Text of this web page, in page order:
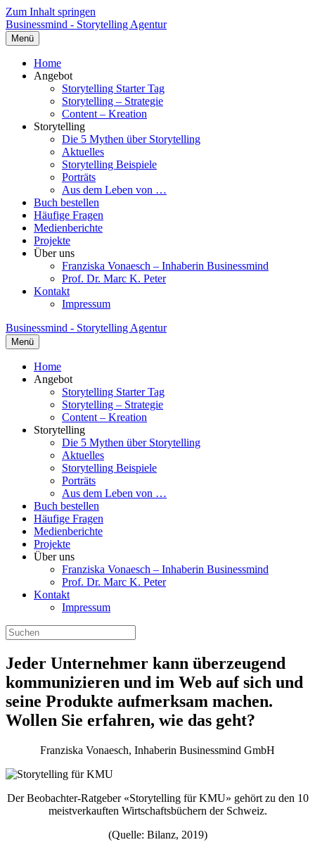
Zum Inhalt springen
Businessmind - Storytelling Agentur
Menü
Home
Angebot
Storytelling Starter Tag
Storytelling – Strategie
Content – Kreation
Storytelling
Die 5 Mythen über Storytelling
Aktuelles
Storytelling Beispiele
Porträts
Aus dem Leben von …
Buch bestellen
Häufige Fragen
Medienberichte
Projekte
Über uns
Franziska Vonaesch – Inhaberin Businessmind
Prof. Dr. Marc K. Peter
Kontakt
Impressum
Businessmind - Storytelling Agentur
Menü
Home
Angebot
Storytelling Starter Tag
Storytelling – Strategie
Content – Kreation
Storytelling
Die 5 Mythen über Storytelling
Aktuelles
Storytelling Beispiele
Porträts
Aus dem Leben von …
Buch bestellen
Häufige Fragen
Medienberichte
Projekte
Über uns
Franziska Vonaesch – Inhaberin Businessmind
Prof. Dr. Marc K. Peter
Kontakt
Impressum
Jeder Unternehmer kann überzeugend
kommunizieren und im Web auf sich und
seine Produkte aufmerksam machen.
Wollen Sie erfahren, wie das geht?
Franziska Vonaesch, Inhaberin Businessmind GmbH
Der Beobachter-Ratgeber «Storytelling für KMU» gehört zu den 10
meistverkauften Wirtschaftsbüchern der Schweiz.
(Quelle: Bilanz, 2019)